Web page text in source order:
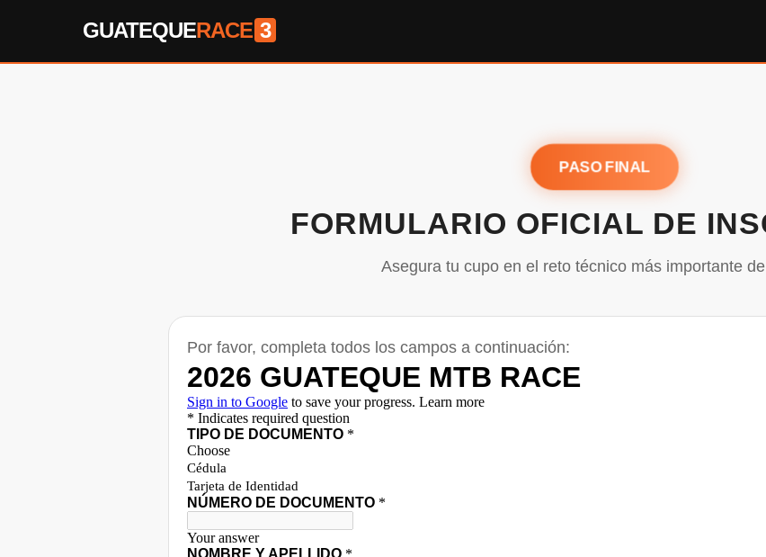
GUATEQUERACE 3
PASO FINAL
FORMULARIO OFICIAL DE
Asegura tu cupo en el reto técnico más importante
Por favor, completa todos los campos a continuación: